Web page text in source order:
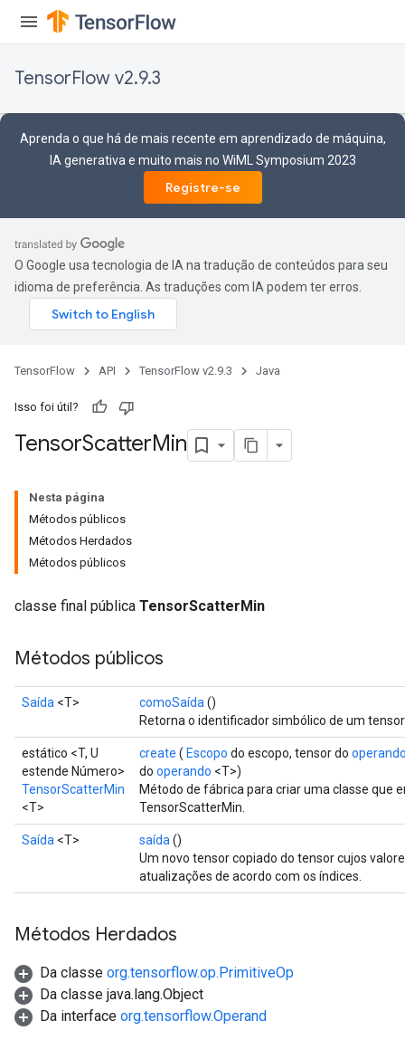
TensorFlow v2.9.3
Aprenda o que há de mais recente em aprendizado de máquina,
IA generativa e muito mais no WiML Symposium 2023
Registre-se
O Google usa tecnologia de IA na tradução de conteúdos para seu
idioma de preferência. As traduções com IA podem ter erros.
TensorFlow API TensorFlow v2.9.3 Java
Isso foi útil?
TensorScatterMin
Nesta página
Métodos públicos
Métodos Herdados
Métodos públicos
classe final pública TensorScatterMin
Métodos públicos
Saída <T> comoSaída ()
Retorna o identificador simbólico de um
estático <T, U
estende Número>
TensorScatterMin
<T>
create ( Escopo do escopo, tensor do
do operando <T>)
Método de fábrica para criar uma classe que
TensorScatterMin.
Saída <T> saída ()
Um novo tensor copiado do tensor cujos
atualizações de acordo com os índices.
Métodos Herdados
Da classe org.tensorflow.op.PrimitiveOp
Da classe java.lang.Object
Da interface org.tensorflow.Operand